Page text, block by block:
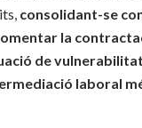
consolidant-se
la
de
laboral